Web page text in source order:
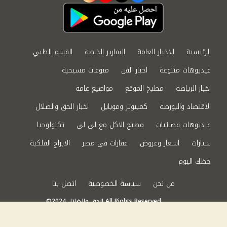
الرئيسية الاخبار العامة التقارير الخاصة
القسم الطبي
فيديوهات متنوعة
اخبار الفن
منوعات مسيحية
اخبار الرياضة
مطبخ الموقع
مواضيع عامة
الاقتصاد والبورصة
كمبيوتر وموبايل
اخبار الحق والضلال
فيديوهات فضائيات
مطبخ الاكل مع لى لى
تكنولوجيا
سيارات
اسعار وعروض عقارات في مصر
الابراج الفلكية
حظك اليوم
من نحن
سياسة الخصوصية اتصل بنا
©2024 الحق والضلال All Rights Reserved.